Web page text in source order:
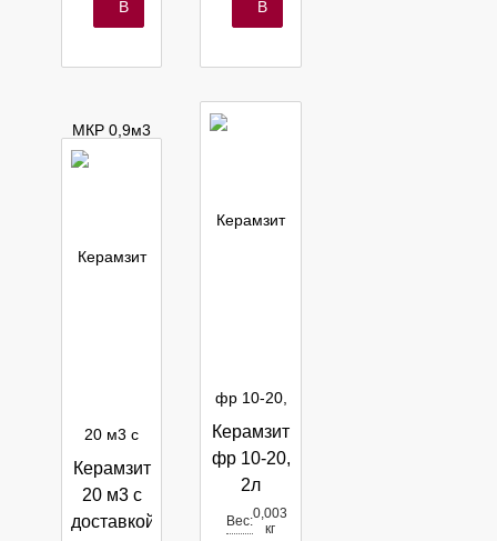
шт
В шт
В
Керамзит
20 м3 с
доставкой
Керамзит
фр 10-20,
2л
Вес:0,003
кг